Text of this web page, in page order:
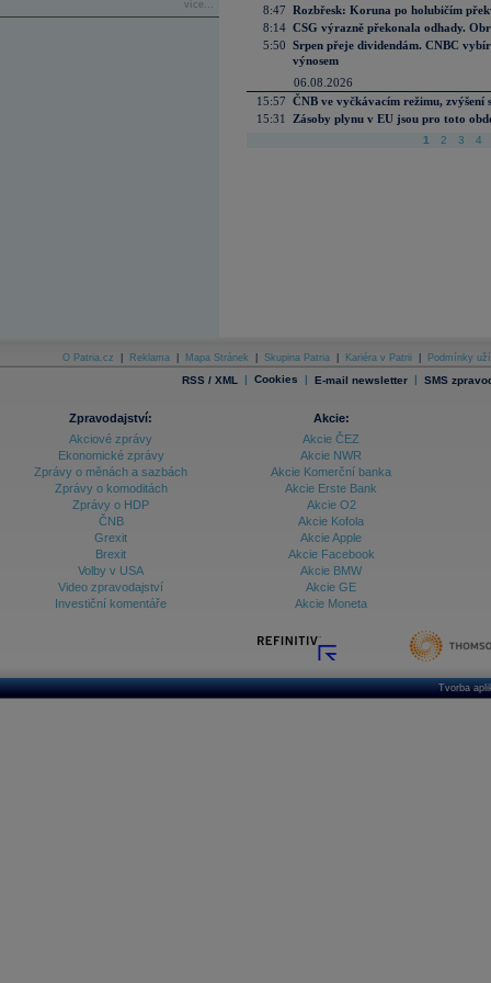
více...
8:47 Rozbřesk: Koruna po holubičím
8:14 CSG výrazně překonala odhady.
5:50 Srpen přeje dividendám. CNBC
výnosem
06.08.2026
15:57 ČNB ve vyčkávacím režimu, zvýšení
15:31
Zásoby plynu v EU jsou pro toto
1 2 3 4
O Patria.cz Reklama Mapa Stránek Skupina Patria Kariéra v Patrii Podmínky
RSS / XML | Cookies | E-mail newsletter | SMS
Zpravodajství:
Akciové zprávy
Ekonomické zprávy
Zprávy o měnách a sazbách
Zprávy o komoditách
Zprávy o HDP
ČNB
Grexit
Brexit
Volby v USA
Video zpravodajství
Investiční komentáře
Akcie:
Akcie ČEZ
Akcie NWR
Akcie Komerční banka
Akcie Erste Bank
Akcie O2
Akcie Kofola
Akcie Apple
Akcie Facebook
Akcie BMW
Akcie GE
Akcie Moneta
Tvorba